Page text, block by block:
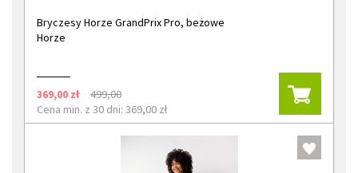
Bryczesy Horze GrandPrix Pro, beżowe
Horze
369,00 zł
499,00
Cena min. z 30 dni: 369,00 zł